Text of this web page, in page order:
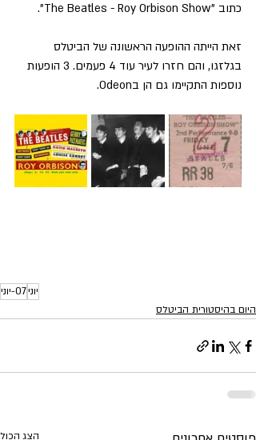
כתוב "The Beatles - Roy Orbison Show".
זאת הייתה ההופעה הראשונה של הביטלס
בגלזגו, והם חזרו לעיר עוד 4 פעמים. 3 הופעות
נוספות התקיימו גם הן בOdeon.
יוני07-יוני
היום בהיסטורית הביטלס
הצג הכול